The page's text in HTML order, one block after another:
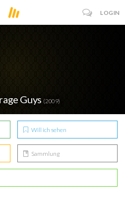
LOGIN
Guys (2009)
Will ich sehen
Sammlung